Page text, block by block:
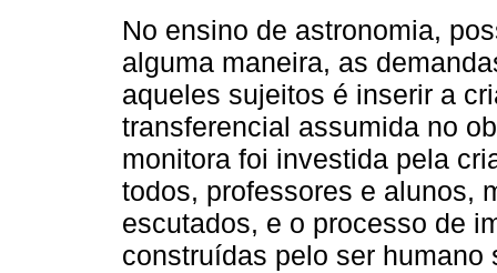
No ensino de astronomia,
alguma maneira, as
aqueles sujeitos é inserir a
transferencial assumida no
monitora foi investida pela
todos, professores e alunos,
escutados, e o processo de
construídas pelo ser